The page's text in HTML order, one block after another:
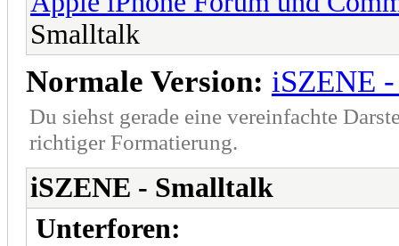
Smalltalk
Normale Version: iSZENE
Du siehst gerade eine vereinfachte
richtiger Formatierung.
iSZENE - Smalltalk
Unterforen: